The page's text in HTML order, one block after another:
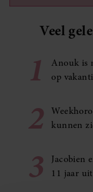
Veel
1
Anouk is
op
2
kunnen
3
Jacobien
11 jaar